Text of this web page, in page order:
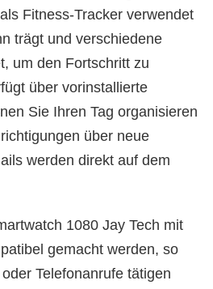
Fitness-Tracker verwendet
trägt und verschiedene
um den Fortschritt zu
über vorinstallierte
Sie Ihren Tag organisieren
über neue
werden direkt auf dem
1080 Jay Tech mit
gemacht werden, so
Telefonanrufe tätigen